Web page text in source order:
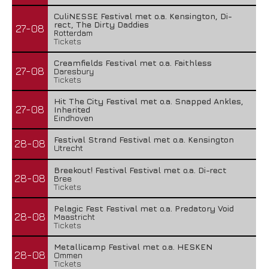
27-08
CuliNESSE Festival met o.a. Kensington, Di-
rect, The Dirty Daddies
Rotterdam
Tickets
27-08
Creamfields Festival met o.a. Faithless
Daresbury
Tickets
27-08
Hit The City Festival met o.a. Snapped Ankles,
Inherited
Eindhoven
28-08
Festival Strand Festival met o.a. Kensington
Utrecht
28-08
Breekout! Festival Festival met o.a. Di-rect
Bree
Tickets
28-08
Pelagic Fest Festival met o.a. Predatory Void
Maastricht
Tickets
28-08
Metallicamp Festival met o.a. HESKEN
Ommen
Tickets